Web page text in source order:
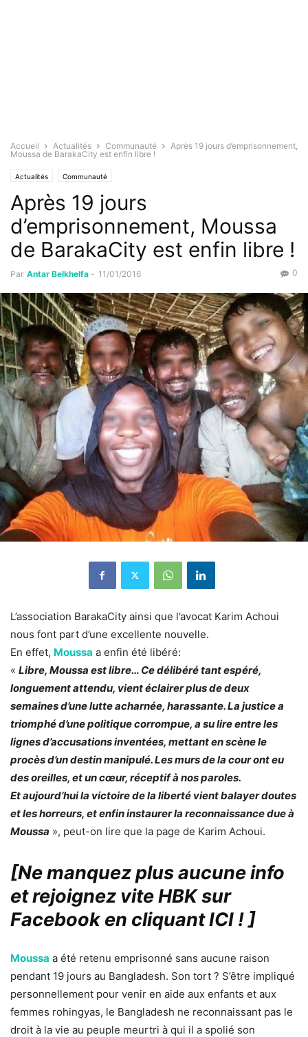
Accueil Actualités Communauté
Après 19 jours d’emprisonnement,
Moussa de BarakaCity est enfin libre !
Actualités Communauté
Après 19 jours
d’emprisonnement, Moussa
de BarakaCity est enfin libre !
Par Antar Belkhelfa - 11/01/2016 0
L’association BarakaCity ainsi que l’avocat Karim Achoui
nous font part d’une excellente nouvelle.
En effet, Moussa a enfin été libéré:
« Libre, Moussa est libre… Ce délibéré tant espéré,
longuement attendu, vient éclairer plus de deux
semaines d’une lutte acharnée, harassante. La justice a
triomphé d’une politique corrompue, a su lire entre les
lignes d’accusations inventées, mettant en scène le
procès d’un destin manipulé. Les murs de la cour ont eu
des oreilles, et un cœur, réceptif à nos paroles.
Et aujourd’hui la victoire de la liberté vient balayer doutes
et les horreurs, et enfin instaurer la reconnaissance due à
Moussa », peut-on lire que la page de Karim Achoui.
[Ne manquez plus aucune info
et rejoignez vite HBK sur
Facebook en cliquant ICI !]
Moussa a été retenu emprisonné sans aucune raison
pendant 19 jours au Bangladesh. Son tort ? S’être impliqué
personnellement pour venir en aide aux enfants et aux
femmes rohingyas, le Bangladesh ne reconnaissant pas le
droit à la vie au peuple meurtri à qui il a spolié son